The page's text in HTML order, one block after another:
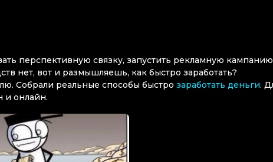
перспективную связку, запустить рекламную
нет, вот и размышляешь, как быстро заработать?
Собрали реальные способы быстро заработать деньги.
и онлайн.